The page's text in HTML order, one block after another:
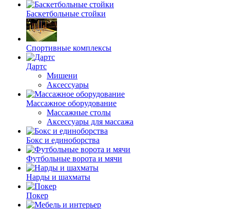
Баскетбольные стойки
Спортивные комплексы
Дартс
Мишени
Аксессуары
Массажное оборудование
Массажные столы
Аксессуары для массажа
Бокс и единоборства
Футбольные ворота и мячи
Нарды и шахматы
Покер